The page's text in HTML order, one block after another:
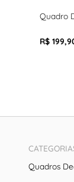
Quadro
R$
Quadros